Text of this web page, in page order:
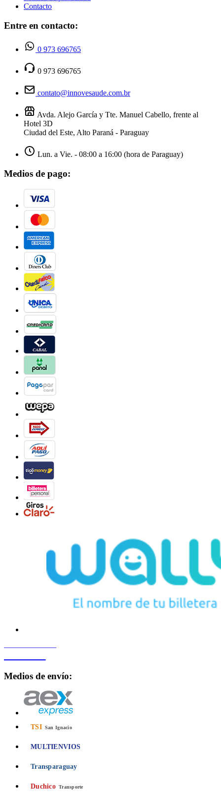
Contacto
Entre en contacto:
0 973 696765
0 973 696765
contato@innovesaude.com.br
Avda. Alejo García y Tte. Manuel Cabello, frente al
Hotel 3D
Ciudad del Este, Alto Paraná - Paraguay
Lun. a Vie. - 08:00 a 16:00 (hora de Paraguay)
Medios de pago:
Medios de envío:
TSI San Ignacio
MULTIENVIOS
Transparaguay
Duchico Transporte